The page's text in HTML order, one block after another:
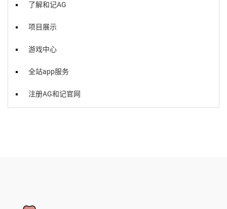
了解和记AG
项目展示
游戏中心
全站app服务
注册AG和记官网